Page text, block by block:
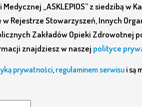
„ASKLEPIOS” z siedzibą w
Rejestrze Stowarzyszeń, Innych
Zakładów Opieki Zdrowotnej
znajdziesz w naszej polityce
prywatności regulaminem serwisu i są